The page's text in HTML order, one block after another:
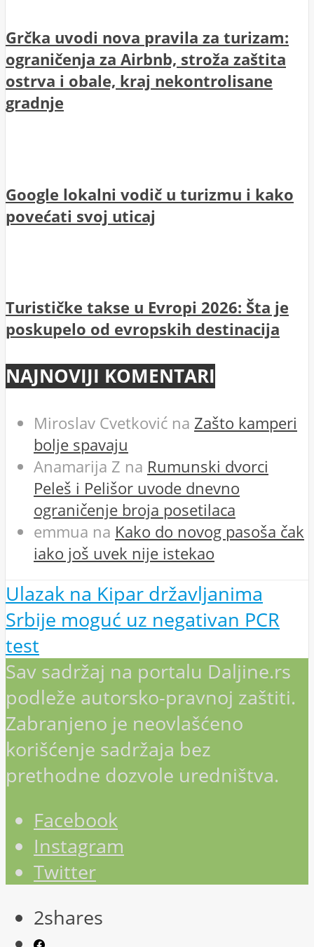
Grčka uvodi nova pravila za turizam:
ograničenja za Airbnb, stroža zaštita
ostrva i obale, kraj nekontrolisane
gradnje
Google lokalni vodič u turizmu i kako
povećati svoj uticaj
Turističke takse u Evropi 2026: Šta je
poskupelo od evropskih destinacija
NAJNOVIJI KOMENTARI
Miroslav Cvetković na Zašto kamperi
bolje spavaju
Anamarija Z na Rumunski dvorci
Peleš i Pelišor uvode dnevno
ograničenje broja posetilaca
emmua na Kako do novog pasoša čak
iako još uvek nije istekao
Ulazak na Kipar državljanima
Srbije moguć uz negativan PCR
test
Sav sadržaj na portalu Daljine.rs
podleže autorsko-pravnoj zaštiti.
Zabranjeno je neovlašćeno
korišćenje sadržaja bez
prethodne dozvole uredništva.
Facebook
Instagram
Twitter
2shares